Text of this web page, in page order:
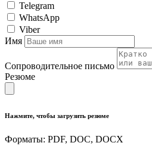
Telegram
WhatsApp
Viber
Имя
Сопроводительное письмо
Резюме
Нажмите, чтобы загрузить резюме
Форматы: PDF, DOC, DOCX